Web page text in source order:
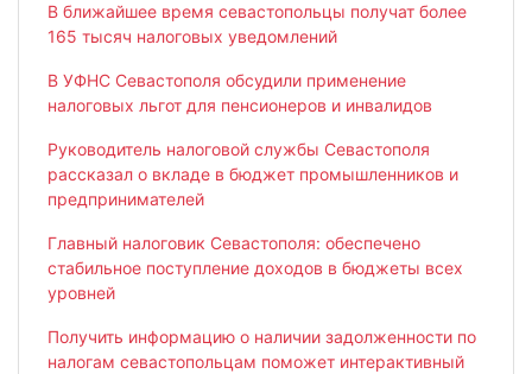
В ближайшее время севастопольцы получат более
165 тысяч налоговых уведомлений
В УФНС Севастополя обсудили применение
налоговых льгот для пенсионеров и инвалидов
Руководитель налоговой службы Севастополя
рассказал о вкладе в бюджет промышленников и
предпринимателей
Главный налоговик Севастополя: обеспечено
стабильное поступление доходов в бюджеты всех
уровней
Получить информацию о наличии задолженности по
налогам севастопольцам поможет интерактивный